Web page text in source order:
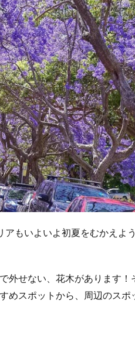
アもいよいよ初夏をむかえよ
外せない、花木があります！
めスポットから、周辺のスポ